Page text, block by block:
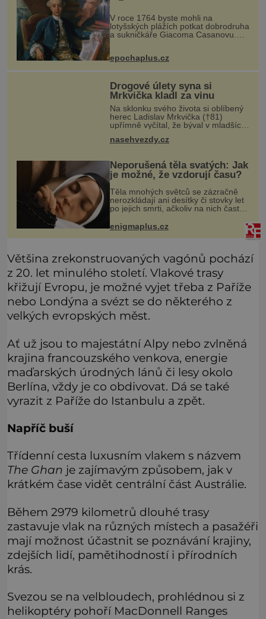
společného se svobodnými
zednáři?
V roce 1764 byste mohli na
lotyšských plážích potkat dobrodruha
a sukničkáře Giacoma Casanovu.
Jeho cesta k Baltskému moři však
pracovní cestou se zištnými úmysly.
epochaplus.cz
Drogové úlety syna si
Mrkvička kladl za vinu
Na sklonku svého života si oblíbený
herec Ladislav Mrkvička (†81)
upřímně vyčítal, že býval v mladších
něm vyvolával hlavně velmi
nasehvezdy.cz
Neporušená těla svatých: Jak
je možné, že vzdorují času?
Těla mnohých světců se zázračně
nerozkládají ani desítky či stovky let
po jejich smrti, ačkoliv na nich často
jiné pokusy o konzervaci.
Neporušené ostatky bývají považo
enigmaplus.cz
Většina zrekonstruovaných vagónů pochází
z 20. let minulého století. Vlakové trasy
křižují Evropu, je možné vyjet třeba z Paříže
nebo Londýna a svézt se do některého z
velkých evropských měst.
Ať už jsou to majestátní Alpy nebo zvlněná
krajina francouzského venkova, energie
maďarských úrodných lánů či lesy okolo
Berlína, vždy je co obdivovat. Dá se také
vyrazit z Paříže do Istanbulu a zpět.
Napříč buší
Třídenní cesta luxusním vlakem s názvem
The Ghan je zajímavým způsobem, jak v
krátkém čase vidět centrální část Austrálie.
Během 2979 kilometrů dlouhé trasy
zastavuje vlak na různých místech a pasažéři
mají možnost účastnit se poznávání krajiny,
zdejších lidí, pamětihodností i přírodních
krás.
Svezou se na velbloudech, prohlédnou si z
helikoptéry pohoří MacDonnell Ranges